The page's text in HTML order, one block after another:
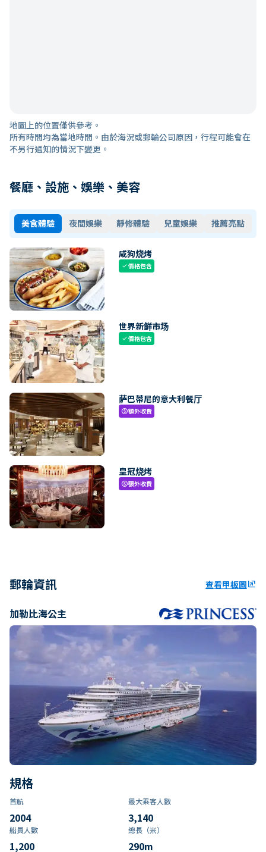
地圖上的位置僅供參考。
所有時間均為當地時間。由於海況或郵輪公司原因，行程可能會在
不另行通知的情況下變更。
餐廳、設施、娛樂、美容
美食體驗 夜間娛樂 靜修體驗 兒童娛樂 推薦亮點
咸狗烧烤
check價格包含
世界新鲜市场
check價格包含
萨巴蒂尼的意大利餐厅
paid額外收費
皇冠烧烤
paid額外收費
郵輪資訊 查看甲板圖ungroup
加勒比海公主
規格
首航
2004
最大乘客人數
3,140
船員人數
1,200
總長（米）
290m